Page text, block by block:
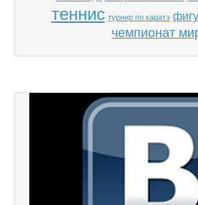
теннис турнир по каратэ
чемпионат